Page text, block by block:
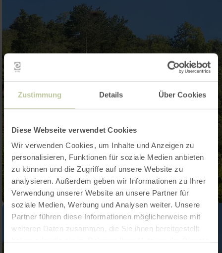
Zustimmung Details Über Cookies
Diese Webseite verwendet Cookies
Wir verwenden Cookies, um Inhalte und Anzeigen zu
personalisieren, Funktionen für soziale Medien anbieten
zu können und die Zugriffe auf unsere Website zu
analysieren. Außerdem geben wir Informationen zu Ihrer
Verwendung unserer Website an unsere Partner für
soziale Medien, Werbung und Analysen weiter. Unsere
Partner führen diese Informationen möglicherweise mit
weiteren Daten zusammen, die Sie ihnen bereitgestellt